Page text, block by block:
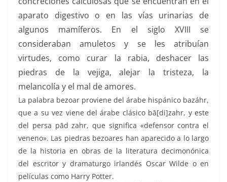
aparato digestivo o en las vías urinarias de
algunos mamíferos. En el siglo XVIII se
consideraban amuletos y se les atribuían
virtudes, como curar la rabia, deshacer las
piedras de la vejiga, alejar la tristeza, la
melancolía y el mal de amores.
La palabra bezoar proviene del árabe hispánico bazáhr,
que a su vez viene del árabe clásico bā[di]zahr, y este
del persa pād zahr, que significa «defensor contra el
veneno». Las piedras bezoares han aparecido a lo largo
de la historia en obras de la literatura decimonónica
del escritor y dramaturgo irlandés Oscar Wilde o en
películas como Harry Potter.